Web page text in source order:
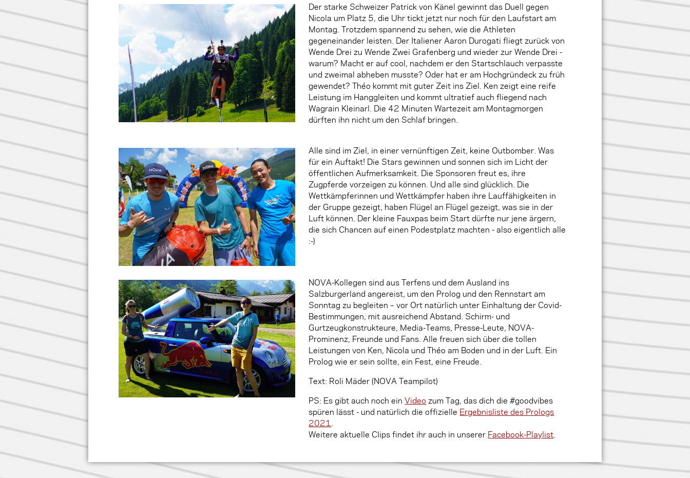
Der starke Schweizer Patrick von Känel gewinnt das Duell gegen
Nicola um Platz 5, die Uhr tickt jetzt nur noch für den Laufstart am
Montag. Trotzdem spannend zu sehen, wie die Athleten
gegeneinander leisten. Der Italiener Aaron Durogati fliegt zurück von
Wende Drei zu Wende Zwei Grafenberg und wieder zur Wende Drei -
warum? Macht er auf cool, nachdem er den Startschlauch verpasste
und zweimal abheben musste? Oder hat er am Hochgründeck zu früh
gewendet? Théo kommt mit guter Zeit ins Ziel. Ken zeigt eine reife
Leistung im Hanggleiten und kommt ultratief auch fliegend nach
Wagrain Kleinarl. Die 42 Minuten Wartezeit am Montagmorgen
dürften ihn nicht um den Schlaf bringen.
Alle sind im Ziel, in einer vernünftigen Zeit, keine Outbomber. Was
für ein Auftakt! Die Stars gewinnen und sonnen sich im Licht der
öffentlichen Aufmerksamkeit. Die Sponsoren freut es, ihre
Zugpferde vorzeigen zu können. Und alle sind glücklich. Die
Wettkämpferinnen und Wettkämpfer haben ihre Lauffähigkeiten in
der Gruppe gezeigt, haben Flügel an Flügel gezeigt, was sie in der
Luft können. Der kleine Fauxpas beim Start dürfte nur jene ärgern,
die sich Chancen auf einen Podestplatz machten - also eigentlich alle
:-)
NOVA-Kollegen sind aus Terfens und dem Ausland ins
Salzburgerland angereist, um den Prolog und den Rennstart am
Sonntag zu begleiten – vor Ort natürlich unter Einhaltung der Covid-
Bestimmungen, mit ausreichend Abstand. Schirm- und
Gurtzeugkonstrukteure, Media-Teams, Presse-Leute, NOVA-
Prominenz, Freunde und Fans. Alle freuen sich über die tollen
Leistungen von Ken, Nicola und Théo am Boden und in der Luft. Ein
Prolog wie er sein sollte, ein Fest, eine Freude.
Text: Roli Mäder (NOVA Teampilot)
PS: Es gibt auch noch einVideo zum Tag, das dich die #goodvibes
spüren lässt - und natürlich die offizielle Ergebnisliste des Prologs
2021
Weitere aktuelle Clips findet ihr auch in unserer Facebook-Playlist